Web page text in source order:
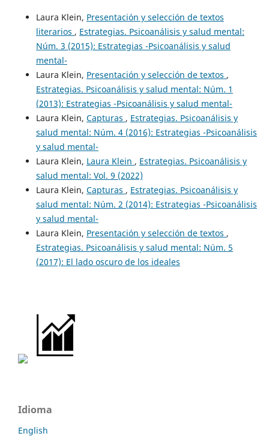
Laura Klein, Presentación y selección de textos
literarios , Estrategias. Psicoanálisis y salud mental:
Núm. 3 (2015): Estrategias -Psicoanálisis y salud
mental-
Laura Klein, Presentación y selección de textos ,
Estrategias. Psicoanálisis y salud mental: Núm. 1
(2013): Estrategias -Psicoanálisis y salud mental-
Laura Klein, Capturas , Estrategias. Psicoanálisis y
salud mental: Núm. 4 (2016): Estrategias -Psicoanálisis
y salud mental-
Laura Klein, Laura Klein , Estrategias. Psicoanálisis y
salud mental: Vol. 9 (2022)
Laura Klein, Capturas , Estrategias. Psicoanálisis y
salud mental: Núm. 2 (2014): Estrategias -Psicoanálisis
y salud mental-
Laura Klein, Presentación y selección de textos ,
Estrategias. Psicoanálisis y salud mental: Núm. 5
(2017): El lado oscuro de los ideales
Idioma
English